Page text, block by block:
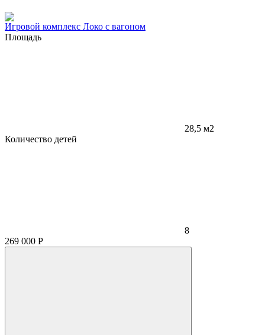
Игровой комплекс Локо с вагоном
Площадь
28,5 м2
Количество детей
8
269 000 Р